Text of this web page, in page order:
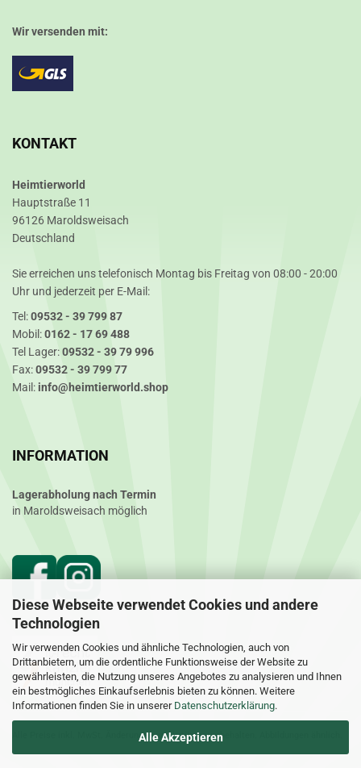
Diese Webseite verwendet Cookies und andere
Technologien
Wir verwenden Cookies und ähnliche Technologien, auch von
Drittanbietern, um die ordentliche Funktionsweise der Website zu
gewährleisten, die Nutzung unseres Angebotes zu analysieren und Ihnen
ein bestmögliches Einkaufserlebnis bieten zu können. Weitere
Informationen finden Sie in unserer Datenschutzerklärung.
Alle Akzeptieren
Wir versenden mit:
KONTAKT
Heimtierworld
Hauptstraße 11
96126 Maroldsweisach
Deutschland
Sie erreichen uns telefonisch Montag bis Freitag von 08:00 - 20:00
Uhr und jederzeit per E-Mail:
Tel:09532 - 39 799 87
Mobil:0162 - 17 69 488
Tel Lager:09532 - 39 79 996
Fax:09532 - 39 799 77
Mail: info@heimtierworld.shop
INFORMATION
Lagerabholung nach Termin
in Maroldsweisach möglich
Alle Preise inkl. MwSt. Änderungen und Irrtümer vorbehalten. Abbildungen ähnlich.